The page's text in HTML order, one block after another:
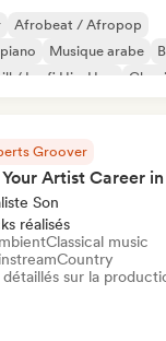
Afrobeat / Afropop
Musique arabe
/ Lo-fi Hip-Hop
Groover
Son
réalisés
Classical music
Country
sur la